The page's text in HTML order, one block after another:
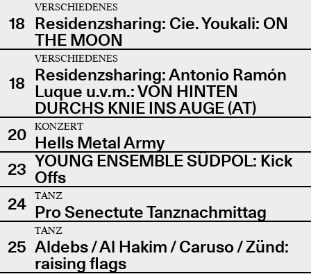
18
VERSCHIEDENES
Residenzsharing: Cie. Youkali: ON
THE MOON
18
VERSCHIEDENES
Residenzsharing: Antonio Ramón
Luque u.v.m.: VON HINTEN
DURCHS KNIE INS AUGE (AT)
20
KONZERT
Hells Metal Army
23 YOUNG ENSEMBLE SÜDPOL: Kick
Offs
24
TANZ
Pro Senectute Tanznachmittag
25
TANZ
Aldebs / Al Hakim / Caruso / Zünd:
raising flags